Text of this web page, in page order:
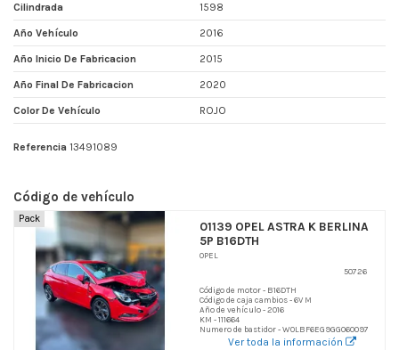
Cilindrada 1598
Año Vehículo 2016
Año Inicio De Fabricacion 2015
Año Final De Fabricacion 2020
Color De Vehículo ROJO
Referencia 13491089
Código de vehículo
Pack
01139 OPEL ASTRA K BERLINA
5P B16DTH
OPEL
50726
Código de motor - B16DTH
Código de caja cambios - 6V M
Año de vehículo - 2016
KM - 111664
Numero de bastidor - W0LBF6EG9GG060097
Ver toda la información